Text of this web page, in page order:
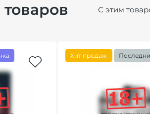
С этим
Хит продаж